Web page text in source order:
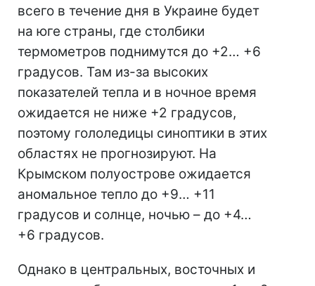
всего в течение дня в Украине будет
на юге страны, где столбики
термометров поднимутся до +2… +6
градусов. Там из-за высоких
показателей тепла и в ночное время
ожидается не ниже +2 градусов,
поэтому гололедицы синоптики в этих
областях не прогнозируют. На
Крымском полуострове ожидается
аномальное тепло до +9… +11
градусов и солнце, ночью – до +4…
+6 градусов.
Однако в центральных, восточных и